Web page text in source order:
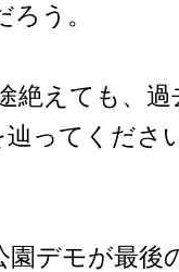
う。
絶えても、過
ってくださ
園デモが最